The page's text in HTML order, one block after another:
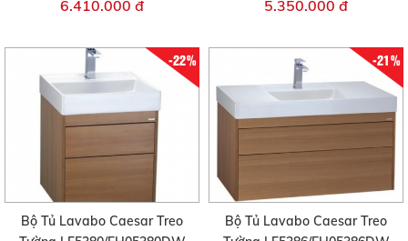
6.410.000 đ 5.350.000 đ
-22%
Bộ Tủ Lavabo Caesar Treo
-21%
Bộ Tủ Lavabo Caesar Treo